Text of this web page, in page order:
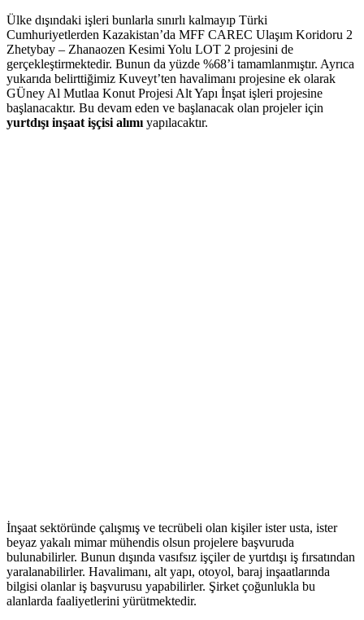
Ülke dışındaki işleri bunlarla sınırlı kalmayıp Türki
Cumhuriyetlerden Kazakistan’da MFF CAREC Ulaşım Koridoru 2
Zhetybay – Zhanaozen Kesimi Yolu LOT 2 projesini de
gerçekleştirmektedir. Bunun da yüzde %68’i tamamlanmıştır. Ayrıca
yukarıda belirttiğimiz Kuveyt’ten havalimanı projesine ek olarak
GÜney Al Mutlaa Konut Projesi Alt Yapı İnşat işleri projesine
başlanacaktır. Bu devam eden ve başlanacak olan projeler için
yurtdışı inşaat işçisi alımı yapılacaktır.
İnşaat sektöründe çalışmış ve tecrübeli olan kişiler ister usta, ister
beyaz yakalı mimar mühendis olsun projelere başvuruda
bulunabilirler. Bunun dışında vasıfsız işçiler de yurtdışı iş fırsatından
yaralanabilirler. Havalimanı, alt yapı, otoyol, baraj inşaatlarında
bilgisi olanlar iş başvurusu yapabilirler. Şirket çoğunlukla bu
alanlarda faaliyetlerini yürütmektedir.